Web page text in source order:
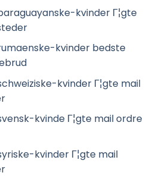
kvinder Г¦gte
kvinder bedste
kvinder Г¦gte mail
kvinde Г¦gte mail ordre
kvinder Г¦gte mail